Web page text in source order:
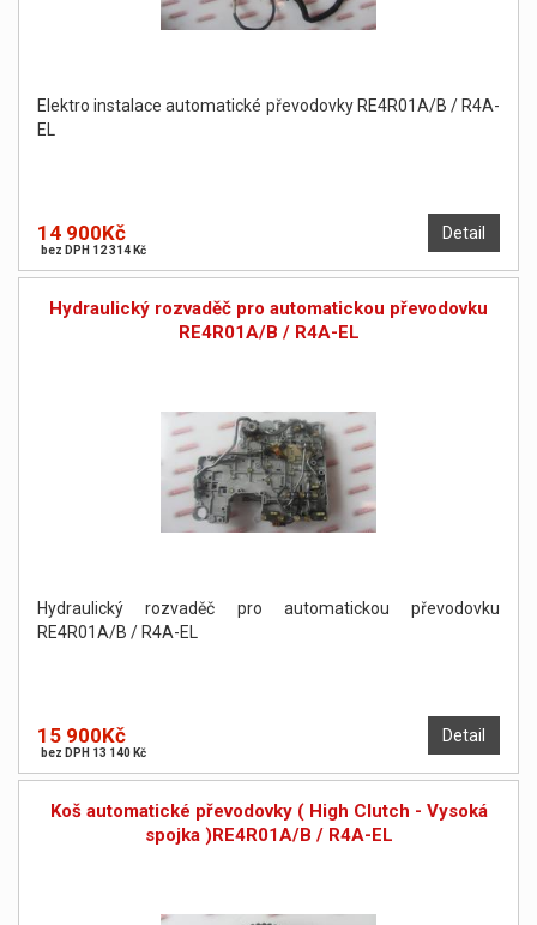
Elektro instalace automatické převodovky RE4R01A/B / R4A-
EL
Detail
14 900Kč
bez DPH 12 314 Kč
Hydraulický rozvaděč pro automatickou převodovku
RE4R01A/B / R4A-EL
Hydraulický rozvaděč pro automatickou převodovku
RE4R01A/B / R4A-EL
Detail
15 900Kč
bez DPH 13 140 Kč
Koš automatické převodovky ( High Clutch - Vysoká
spojka )RE4R01A/B / R4A-EL